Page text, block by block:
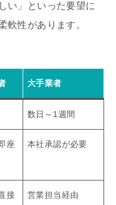
い」といった要望に
軟性があります。
大手業者
数日～1週間
座 本社承認が必要
接 営業担当経由